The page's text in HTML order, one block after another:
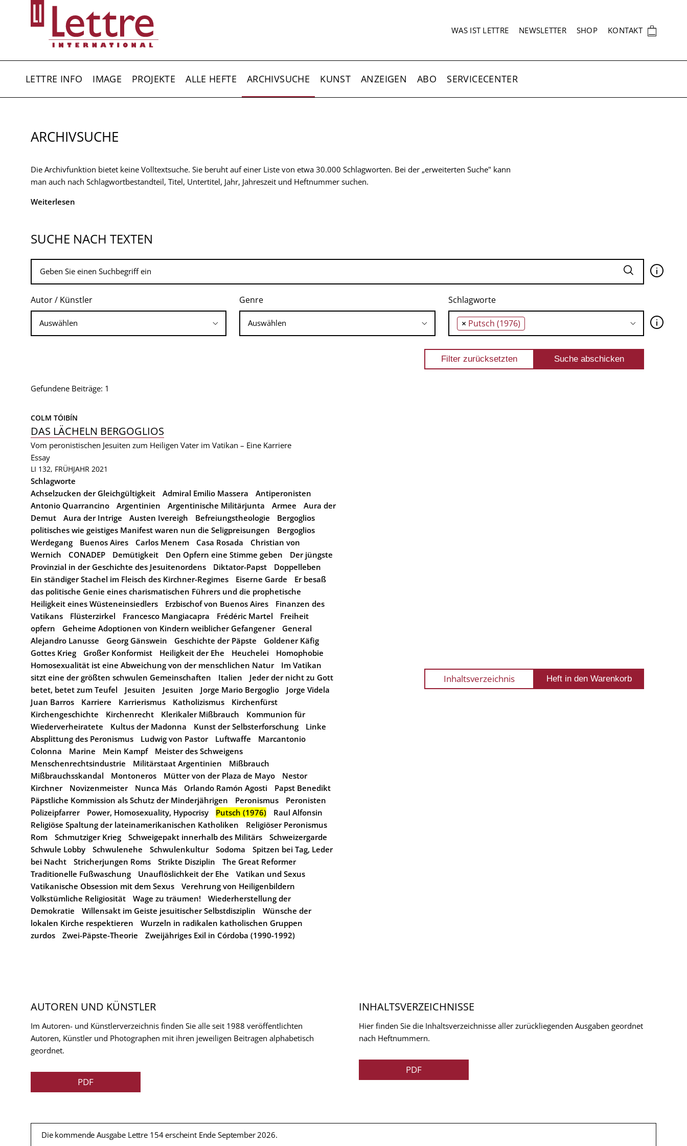
SEKUNDÄRNAVIGATION
WAS IST LETTRE NEWSLETTER SHOP KONTAKT 🛍
LETTRE INFO IMAGE PROJEKTE ALLE HEFTE ARCHIVSUCHE KUNST ANZEIGEN ABO SERVICECENTER
ARCHIVSUCHE
Die Archivfunktion bietet keine Volltextsuche. Sie beruht auf einer Liste von etwa 30.000 Schlagworten. Bei der „erweiterten Suche" kann
man auch nach Schlagwortbestandteil, Titel, Untertitel, Jahr, Jahreszeit und Heftnummer suchen.
Weiterlesen
SUCHE NACH TEXTEN
🛈
Autor / Künstler Genre Schlagworte
× Putsch (1976) 🛈
Gefundene Beiträge: 1
COLM TÓIBÍN
DAS LÄCHELN BERGOGLIOS
Vom peronistischen Jesuiten zum Heiligen Vater im Vatikan – Eine Karriere
Essay
LI 132, FRÜHJAHR 2021
Schlagworte
Achselzucken der Gleichgültigkeit
Admiral Emilio Massera
Antiperonisten
Antonio Quarrancino
Argentinien Argentinische Militärjunta Armee
Aura der
Demut
Aura der Intrige Austen Ivereigh Befreiungstheologie
Bergoglios
politisches wie geistiges Manifest waren nun die Seligpreisungen
Bergoglios
Werdegang
Buenos Aires Carlos Menem Casa Rosada
Christian von
Wernich
CONADEP Demütigkeit Den Opfern eine Stimme geben
Der jüngste
Provinzial in der Geschichte des Jesuitenordens
Diktator-Papst
Doppelleben
Ein ständiger Stachel im Fleisch des Kirchner-Regimes
Eiserne Garde
Er besaß
das politische Genie eines charismatischen Führers und die prophetische
Heiligkeit eines Wüsteneinsiedlers
Erzbischof von Buenos Aires
Finanzen des
Vatikans
Flüsterzirkel Francesco Mangiacapra Frédéric Martel
Freiheit
opfern
Geheime Adoptionen von Kindern weiblicher Gefangener
General
Alejandro Lanusse
Georg Gänswein Geschichte der Päpste
Goldener Käfig
Gottes Krieg
Großer Konformist Heiligkeit der Ehe Heuchelei
Homophobie
Homosexualität ist eine Abweichung von der menschlichen Natur
Im Vatikan
sitzt eine der größten schwulen Gemeinschaften
Italien
Jeder der nicht zu Gott
betet, betet zum Teufel
Jesuiten Jesuiten Jorge Mario Bergoglio
Jorge Videla
Juan Barros
Karriere Karrierismus Katholizismus
Kirchenfürst
Kirchengeschichte
Kirchenrecht Klerikaler Mißbrauch
Kommunion für
Wiederverheiratete
Kultus der Madonna Kunst der Selbsterforschung
Linke
Absplittung des Peronismus
Ludwig von Pastor Luftwaffe
Marcantonio
Colonna
Marine Mein Kampf
Meister des Schweigens
Menschenrechtsindustrie
Militärstaat Argentinien
Mißbrauch
Mißbrauchsskandal
Montoneros Mütter von der Plaza de Mayo
Nestor
Kirchner
Novizenmeister Nunca Más Orlando Ramón Agosti
Papst Benedikt
Päpstliche Kommission als Schutz der Minderjährigen
Peronismus
Peronisten
Polizeipfarrer
Power, Homosexuality, Hypocrisy Putsch (1976)
Raul Alfonsin
Religiöse Spaltung der lateinamerikanischen Katholiken
Religiöser Peronismus
Rom
Schmutziger Krieg Schweigepakt innerhalb des Militärs
Schweizergarde
Schwule Lobby
Schwulenehe Schwulenkultur Sodoma
Spitzen bei Tag, Leder
bei Nacht
Stricherjungen Roms Strikte Disziplin
The Great Reformer
Traditionelle Fußwaschung
Unauflöslichkeit der Ehe
Vatikan und Sexus
Vatikanische Obsession mit dem Sexus
Verehrung von Heiligenbildern
Volkstümliche Religiosität
Wage zu träumen!
Wiederherstellung der
Demokratie
Willensakt im Geiste jesuitischer Selbstdisziplin
Wünsche der
lokalen Kirche respektieren
Wurzeln in radikalen katholischen Gruppen
zurdos
Zwei-Päpste-Theorie Zweijähriges Exil in Córdoba (1990-1992)
Inhaltsverzeichnis
AUTOREN UND KÜNSTLER
Im Autoren- und Künstlerverzeichnis finden Sie alle seit 1988 veröffentlichten
Autoren, Künstler und Photographen mit ihren jeweiligen Beitragen alphabetisch
geordnet.
PDF
INHALTSVERZEICHNISSE
Hier finden Sie die Inhaltsverzeichnisse aller zurückliegenden Ausgaben geordnet
nach Heftnummern.
PDF
Die kommende Ausgabe Lettre 154 erscheint Ende September 2026.